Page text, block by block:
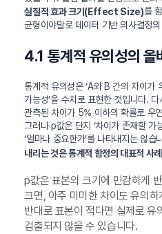
실질적 효과 크기(Effect Size)를
균형이야말로 데이터 기반 의사결정
4.1 통계적 유의성의 올
통계적 유의성은 ‘A와 B 간의 차이가
가능성’을 수치로 표현한 것입니다.
관측된 차이가 5% 이하의 확률로 우
그러나 p값은 단지 ‘차이가 존재할 가
‘얼마나 중요한가’를 나타내지는 않습
내리는 것은 통계적 함정의 대표적 사례
p값은 표본의 크기에 민감하게
크면, 아주 미미한 차이도 유의
반대로 표본이 적다면 실제로 유
검출되지 않을 수 있습니다.